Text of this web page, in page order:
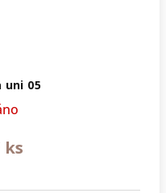
uni 05
ks